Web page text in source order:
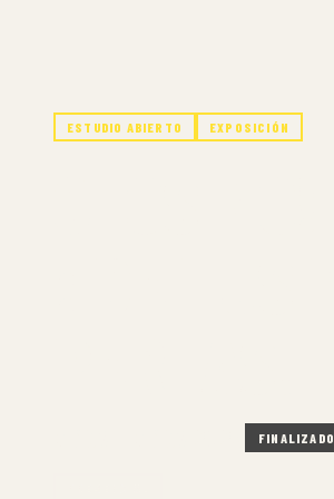
ESTUDIO ABIERTO EXPOSICIÓN
FINALIZADO